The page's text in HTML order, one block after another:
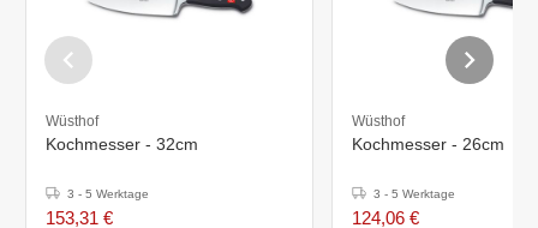
Wüsthof
Kochmesser - 32cm
3 - 5 Werktage
153,31 €
Wüsthof
Kochmesser - 26cm
3 - 5 Werktage
124,06 €